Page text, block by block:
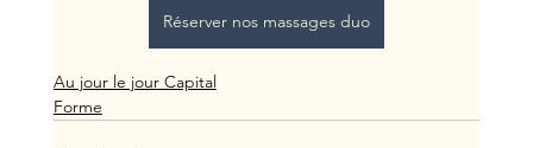
Réserver nos massages duo
Au jour le jour Capital
Forme